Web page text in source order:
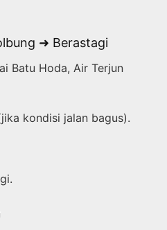
➜ Berastagi
Batu Hoda, Air Terjun
kondisi jalan bagus).